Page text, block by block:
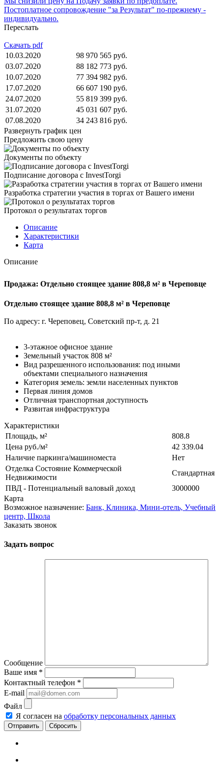
Постоплатное сопровождение "за Результат" по-прежнему -
индивидуально.
Переслать
Скачать pdf
10.03.2020
98 970 565 руб.
03.07.2020
88 182 773 руб.
10.07.2020
77 394 982 руб.
17.07.2020
66 607 190 руб.
24.07.2020
55 819 399 руб.
31.07.2020
45 031 607 руб.
07.08.2020
34 243 816 руб.
Развернуть график цен
Предложить свою цену
Документы по объекту
Подписание договора с InvestTorgi
Разработка стратегии участия в торгах от Вашего имени
Протокол о результатах торгов
Описание
Характеристики
Карта
Описание
Продажа: Отдельно стоящее здание 808,8 м² в Череповце
Отдельно стоящее здание 808,8 м² в Череповце
По адресу: г. Череповец, Советский пр-т, д. 21
3-этажное офисное здание
Земельный участок 808 м²
Вид разрешенного использования: под иными
объектами специального назначения
Категория земель: земли населенных пунктов
Первая линия домов
Отличная транспортная доступность
Развитая инфраструктура
Характеристики
Площадь, м²
808.8
Цена руб./м²
42 339.04
Наличие паркинга/машиноместа
Нет
Отделка Состояние Коммерческой
Недвижимости
Стандартная
ПВД - Потенциальный валовый доход
3000000
Карта
Возможное назначение: Банк, Клиника, Мини-отель, Учебный
центр, Школа
Заказать звонок
Задать вопрос
Сообщение
Ваше имя *
Контактный телефон *
E-mail
Файл
Я согласен на обработку персональных данных
Сбросить